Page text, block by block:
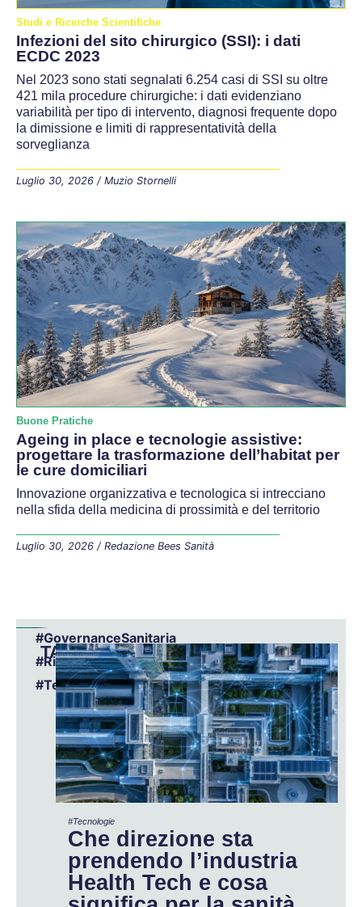
Studi e Ricerche Scientifiche
Infezioni del sito chirurgico (SSI): i dati
ECDC 2023
Nel 2023 sono stati segnalati 6.254 casi di SSI su oltre
421 mila procedure chirurgiche: i dati evidenziano
variabilità per tipo di intervento, diagnosi frequente dopo
la dimissione e limiti di rappresentatività della
sorveglianza
Luglio 30, 2026 / Muzio Stornelli
Buone Pratiche
Ageing in place e tecnologie assistive:
progettare la trasformazione dell’habitat per
le cure domiciliari
Innovazione organizzativa e tecnologica si intrecciano
nella sfida della medicina di prossimità e del territorio
Luglio 30, 2026 / Redazione Bees Sanità
TAGS:
#GovernanceSanitaria
#RischioSanitario
#Tecnologie
#Tecnologie
Che direzione sta
prendendo l’industria
Health Tech e cosa